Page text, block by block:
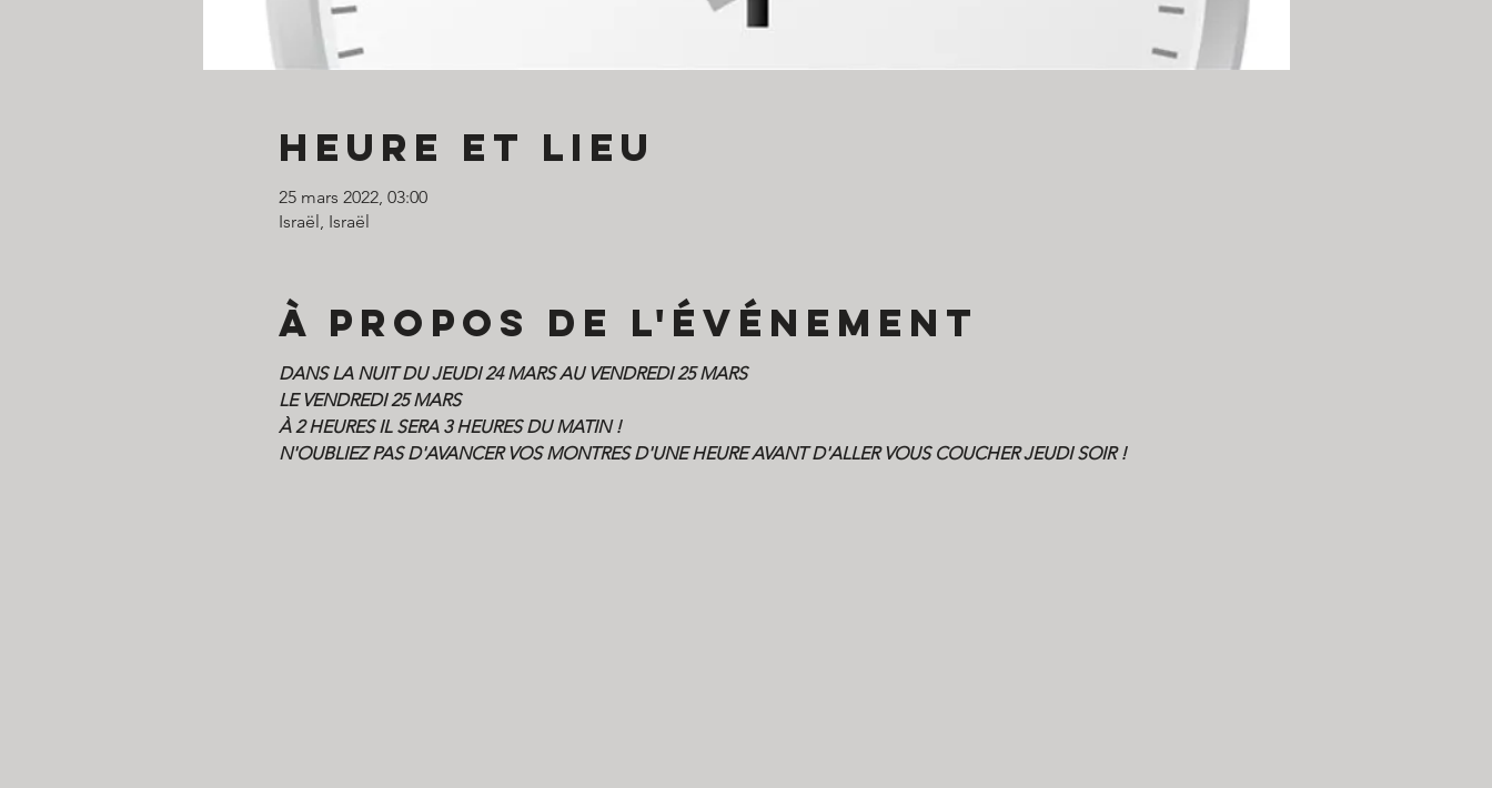
Heure et lieu
25 mars 2022, 03:00
Israël, Israël
À propos de l'événement
DANS LA NUIT DU JEUDI 24 MARS AU VENDREDI 25 MARS
LE VENDREDI 25 MARS
À 2 HEURES IL SERA 3 HEURES DU MATIN !
N'OUBLIEZ PAS D'AVANCER VOS MONTRES D'UNE HEURE AVANT D'ALLER VOUS COUCHER JEUDI SOIR !